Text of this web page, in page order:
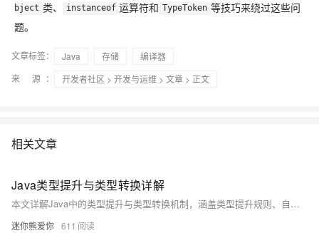
bject 类、 instanceof 运算符和 TypeToken 等技巧来绕过这些问
题。
文章标签： Java 存储
编译器
来 源：
开发者社区 > 开发与运维 > 文章 > 正文
相关文章
Java类型提升与类型转换详解
本文详解Java中的类型提升与类型转换机制，涵盖类型提升规则、自动类型转换（隐式转换）和强制类型转换（显式转换）的使用场景与注意事项。内容包括类型提升在表达式运算中的作用、自动转换的类型兼容性规则，以及强制转换可能引发的数据丢失和运行时错误。同时提供多个代码示例，帮助理解byte、short、char等类型在运算时的自动提升行为，以及浮点数和整型之间的转换技巧。最后总结了类型转换的最佳实践，如避免不必要的转换、使用显式转换提高可读性、金融计算中使用BigDecimal等，帮助开发者写出更安全、高效的Java代码。
迷你熊爱你 611